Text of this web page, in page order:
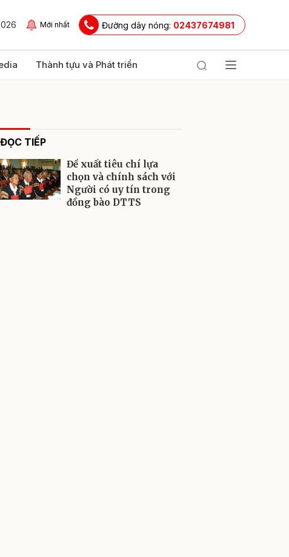
Mới nhất Đường dây nóng: 02437674981
Thành tựu và Phát triển
ĐỌC TIẾP
Đề xuất tiêu chí lựa
chọn và chính sách với
Người có uy tín trong
đồng bào DTTS
Gửi